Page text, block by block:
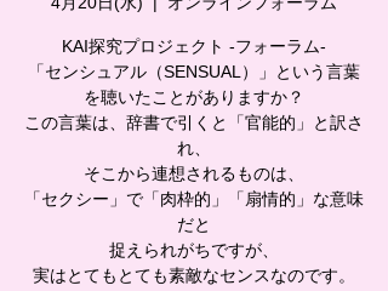
KAI探究プロジェクト -フォーラム-
「センシュアル（SENSUAL）」という言葉
を聴いたことがありますか？
この言葉は、辞書で引くと「官能的」と訳さ
れ、
そこから連想されるものは、
「セクシー」で「肉枠的」「扇情的」な意味
だと
捉えられがちですが、
実はとてもとても素敵なセンスなのです。